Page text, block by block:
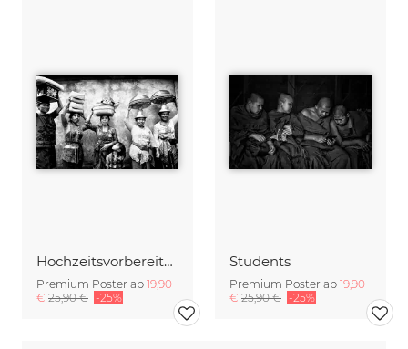
Hochzeitsvorbereitungen
Premium Poster ab 19,90
€ 25,90 € -25%
Students
Premium Poster ab 19,90
€ 25,90 € -25%